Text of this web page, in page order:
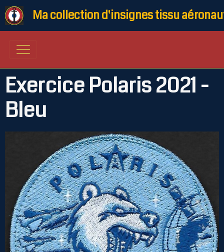
Ma collection d'insignes tissu
Exercice Polaris 2021 -
Bleu